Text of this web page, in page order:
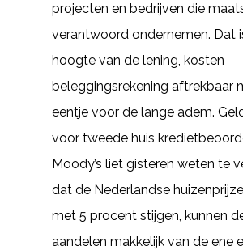
projecten en bedrijven die
verantwoord ondernemen. Dat
hoogte van de lening, kosten
beleggingsrekening aftrekbaar
eentje voor de lange adem.
voor tweede huis
Moody’s liet gisteren weten te
dat de Nederlandse
met 5 procent stijgen, kunnen
aandelen makkelijk van de ene